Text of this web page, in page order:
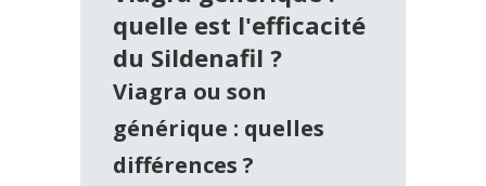
quelle est l'efficacité
du Sildenafil ?
Viagra ou son
générique : quelles
différences ?